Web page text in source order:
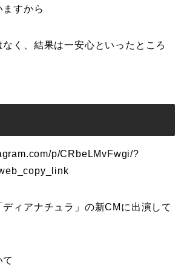
ますから
く、結果は一安心といったところ
p/CRbeLMvFwgi/?
ィアナチュラ」の新CMに出演して